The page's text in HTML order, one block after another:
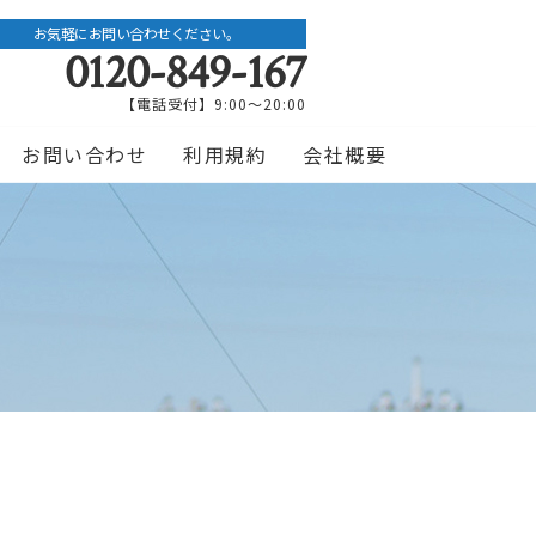
お気軽にお問い合わせください。
0120-849-167
【電話受付】9:00〜20:00
お問い合わせ 利用規約 会社概要